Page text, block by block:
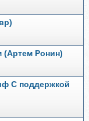
Ронин)
С поддержкой